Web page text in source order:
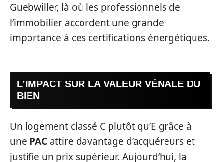
Guebwiller, là où les professionnels de
l’immobilier accordent une grande
importance à ces certifications énergétiques.
L’IMPACT SUR LA VALEUR VÉNALE DU
BIEN
Un logement classé C plutôt qu’E grâce à
une PAC attire davantage d’acquéreurs et
justifie un prix supérieur. Aujourd’hui, la